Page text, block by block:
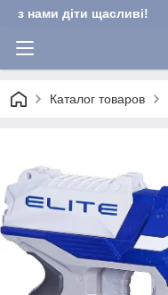
з нами діти щасливі!
Каталог товаров